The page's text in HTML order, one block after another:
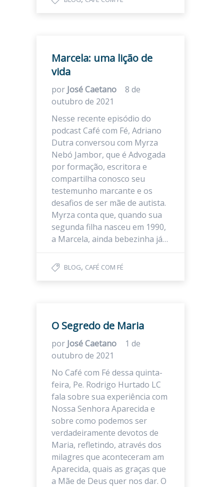
Marcela: uma lição de
vida
por José Caetano
8 de
outubro de 2021
Nesse recente episódio do
podcast Café com Fé, Adriano
Dutra conversou com Myrza
Nebó Jambor, que é Advogada
por formação, escritora e
compartilha conosco seu
testemunho marcante e os
desafios de ser mãe de autista.
Myrza conta que, quando sua
segunda filha nasceu em 1990,
a Marcela, ainda bebezinha já…
BLOG, CAFÉ COM FÉ
O Segredo de Maria
por José Caetano
1 de
outubro de 2021
No Café com Fé dessa quinta-
feira, Pe. Rodrigo Hurtado LC
fala sobre sua experiência com
Nossa Senhora Aparecida e
sobre como podemos ser
verdadeiramente devotos de
Maria, refletindo, através dos
milagres que aconteceram am
Aparecida, quais as graças que
a Mãe de Deus quer nos dar. O